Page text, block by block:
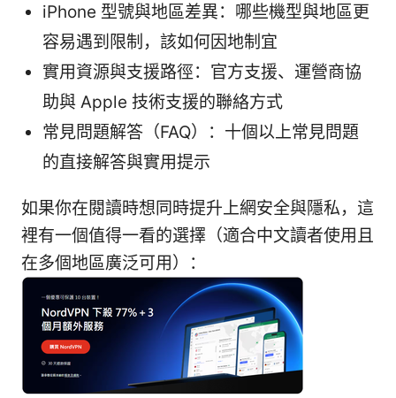
iPhone 型號與地區差異：哪些機型與地區更
容易遇到限制，該如何因地制宜
實用資源與支援路徑：官方支援、運營商協
助與 Apple 技術支援的聯絡方式
常見問題解答（FAQ）：十個以上常見問題
的直接解答與實用提示
如果你在閱讀時想同時提升上網安全與隱私，這
裡有一個值得一看的選擇（適合中文讀者使用且
在多個地區廣泛可用）：